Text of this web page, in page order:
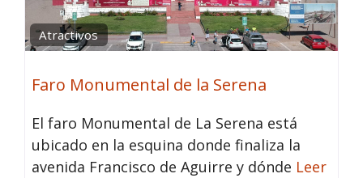
Atractivos
Faro Monumental de la Serena
El faro Monumental de La Serena está
ubicado en la esquina donde finaliza la
avenida Francisco de Aguirre y dónde Leer